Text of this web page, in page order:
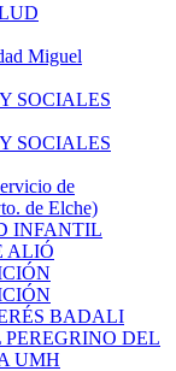
Miguel
SOCIALES
SOCIALES
de
de Elche)
INFANTIL
ALIÓ
BADALI
DEL
UMH